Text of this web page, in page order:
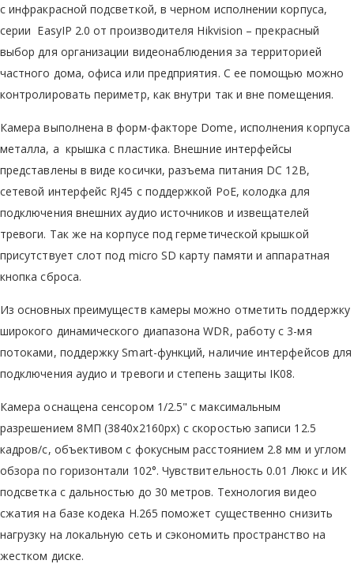
с инфракрасной подсветкой, в черном исполнении корпуса,
серии EasyIP 2.0 от производителя Hikvision – прекрасный
выбор для организации видеонаблюдения за территорией
частного дома, офиса или предприятия. С ее помощью можно
контролировать периметр, как внутри так и вне помещения.
Камера выполнена в форм-факторе Dome, исполнения корпуса
металла, а крышка с пластика. Внешние интерфейсы
представлены в виде косички, разъема питания DC 12В,
сетевой интерфейс RJ45 с поддержкой PoE, колодка для
подключения внешних аудио источников и извещателей
тревоги. Так же на корпусе под герметической крышкой
присутствует слот под micro SD карту памяти и аппаратная
кнопка сброса.
Из основных преимуществ камеры можно отметить поддержку
широкого динамического диапазона WDR, работу с 3-мя
потоками, поддержку Smart-функций, наличие интерфейсов для
подключения аудио и тревоги и степень защиты IK08.
Камера оснащена сенсором 1/2.5" с максимальным
разрешением 8МП (3840x2160px) с скоростью записи 12.5
кадров/с, объективом с фокусным расстоянием 2.8 мм и углом
обзора по горизонтали 102°. Чувствительность 0.01 Люкс и ИК
подсветка с дальностью до 30 метров. Технология видео
сжатия на базе кодека Н.265 поможет существенно снизить
нагрузку на локальную сеть и сэкономить пространство на
жестком диске.